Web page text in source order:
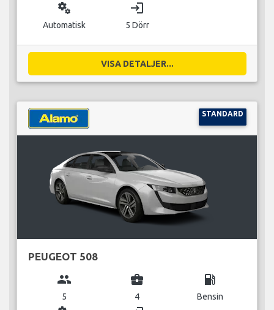
miscellaneous_services
Automatisk
login
5 Dörr
VISA DETALJER...
STANDARD
PEUGEOT 508
group
5
business_center
4
local_gas_station
Bensin